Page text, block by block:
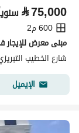
⃁75,000
600 م2
مبنى معرض للإيجار
شارع الخطيب
الإيميل